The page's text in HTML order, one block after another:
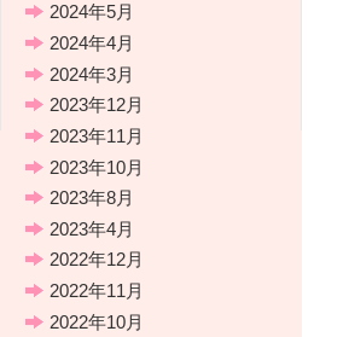
2024年5月
2024年4月
2024年3月
2023年12月
2023年11月
2023年10月
2023年8月
2023年4月
2022年12月
2022年11月
2022年10月